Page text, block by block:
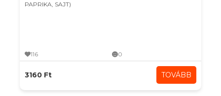
PAPRIKA, SAJT)
116 0
3160 Ft TOVÁBB